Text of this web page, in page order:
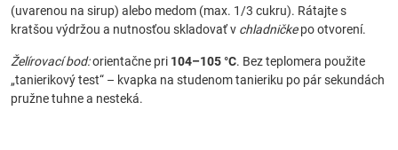
(uvarenou na sirup) alebo medom (max. 1/3 cukru). Rátajte s
kratšou výdržou a nutnosťou skladovať v chladničkepo otvorení.
Želírovací bod:orientačne pri 104–105 °C. Bez teplomera použite
„tanierikový test“ – kvapka na studenom tanieriku po pár sekundách
pružne tuhne a nesteká.